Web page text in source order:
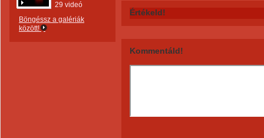
29 videó
Böngéssz a galériák
között!
Értékeld!
Kommentáld!